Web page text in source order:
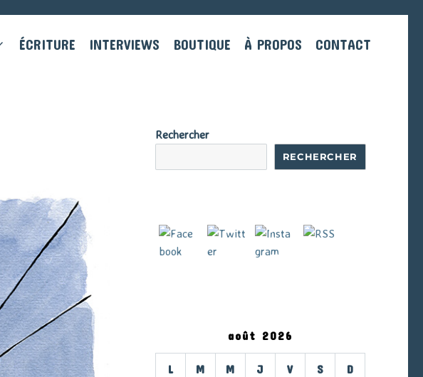
ÉCRITURE INTERVIEWS BOUTIQUE À PROPOS CONTACT
Rechercher
RECHERCHER
août 2026
L M M J V S D